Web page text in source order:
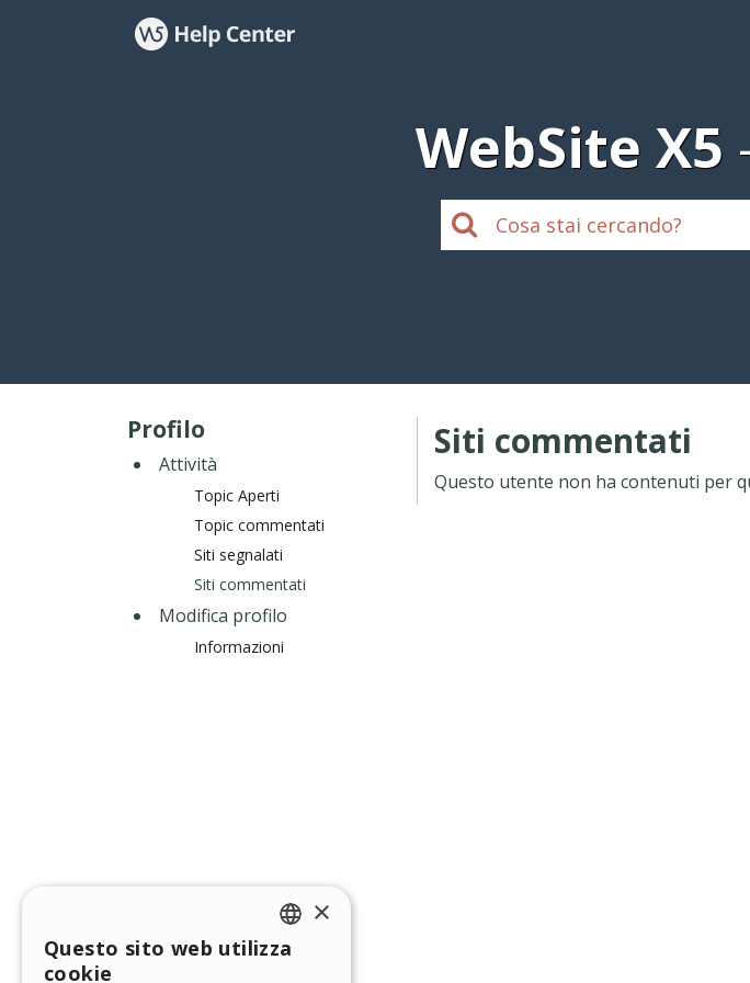
WebSite X5
Profilo
Attività
Topic Aperti
Topic commentati
Siti segnalati
Siti commentati
Modifica profilo
Informazioni
Siti commentati
Questo utente non ha contenuti per
ENGLISH
×
Questo sito web utilizza
cookie